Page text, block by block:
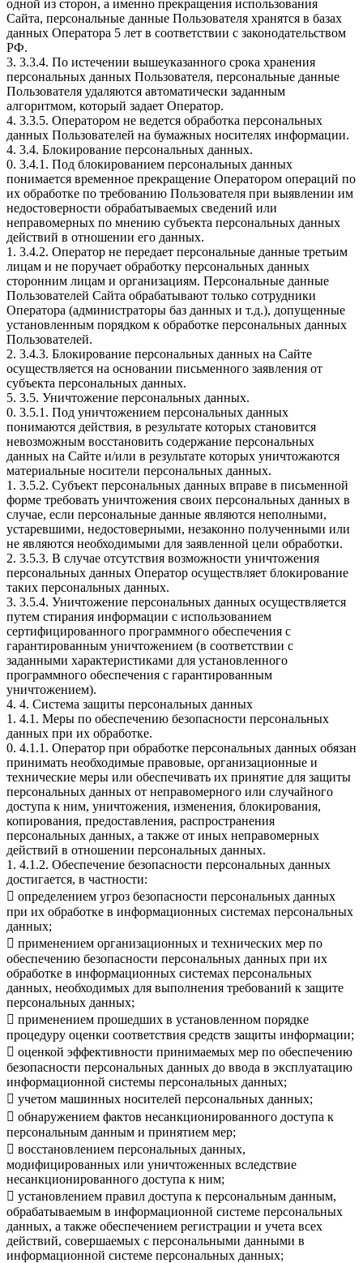
одной из сторон, а именно прекращения использования
Сайта, персональные данные Пользователя хранятся в базах
данных Оператора 5 лет в соответствии с законодательством
РФ.
3. 3.3.4. По истечении вышеуказанного срока хранения
персональных данных Пользователя, персональные данные
Пользователя удаляются автоматически заданным
алгоритмом, который задает Оператор.
4. 3.3.5. Оператором не ведется обработка персональных
данных Пользователей на бумажных носителях информации.
4. 3.4. Блокирование персональных данных.
0. 3.4.1. Под блокированием персональных данных
понимается временное прекращение Оператором операций по
их обработке по требованию Пользователя при выявлении им
недостоверности обрабатываемых сведений или
неправомерных по мнению субъекта персональных данных
действий в отношении его данных.
1. 3.4.2. Оператор не передает персональные данные третьим
лицам и не поручает обработку персональных данных
сторонним лицам и организациям. Персональные данные
Пользователей Сайта обрабатывают только сотрудники
Оператора (администраторы баз данных и т.д.), допущенные
установленным порядком к обработке персональных данных
Пользователей.
2. 3.4.3. Блокирование персональных данных на Сайте
осуществляется на основании письменного заявления от
субъекта персональных данных.
5. 3.5. Уничтожение персональных данных.
0. 3.5.1. Под уничтожением персональных данных
понимаются действия, в результате которых становится
невозможным восстановить содержание персональных
данных на Сайте и/или в результате которых уничтожаются
материальные носители персональных данных.
1. 3.5.2. Субъект персональных данных вправе в письменной
форме требовать уничтожения своих персональных данных в
случае, если персональные данные являются неполными,
устаревшими, недостоверными, незаконно полученными или
не являются необходимыми для заявленной цели обработки.
2. 3.5.3. В случае отсутствия возможности уничтожения
персональных данных Оператор осуществляет блокирование
таких персональных данных.
3. 3.5.4. Уничтожение персональных данных осуществляется
путем стирания информации с использованием
сертифицированного программного обеспечения с
гарантированным уничтожением (в соответствии с
заданными характеристиками для установленного
программного обеспечения с гарантированным
уничтожением).
4. 4. Система защиты персональных данных
1. 4.1. Меры по обеспечению безопасности персональных
данных при их обработке.
0. 4.1.1. Оператор при обработке персональных данных обязан
принимать необходимые правовые, организационные и
технические меры или обеспечивать их принятие для защиты
персональных данных от неправомерного или случайного
доступа к ним, уничтожения, изменения, блокирования,
копирования, предоставления, распространения
персональных данных, а также от иных неправомерных
действий в отношении персональных данных.
1. 4.1.2. Обеспечение безопасности персональных данных
достигается, в частности:
 определением угроз безопасности персональных данных
при их обработке в информационных системах персональных
данных;
 применением организационных и технических мер по
обеспечению безопасности персональных данных при их
обработке в информационных системах персональных
данных, необходимых для выполнения требований к защите
персональных данных;
 применением прошедших в установленном порядке
процедуру оценки соответствия средств защиты информации;
 оценкой эффективности принимаемых мер по обеспечению
безопасности персональных данных до ввода в эксплуатацию
информационной системы персональных данных;
 учетом машинных носителей персональных данных;
 обнаружением фактов несанкционированного доступа к
персональным данным и принятием мер;
 восстановлением персональных данных,
модифицированных или уничтоженных вследствие
несанкционированного доступа к ним;
 установлением правил доступа к персональным данным,
обрабатываемым в информационной системе персональных
данных, а также обеспечением регистрации и учета всех
действий, совершаемых с персональными данными в
информационной системе персональных данных;